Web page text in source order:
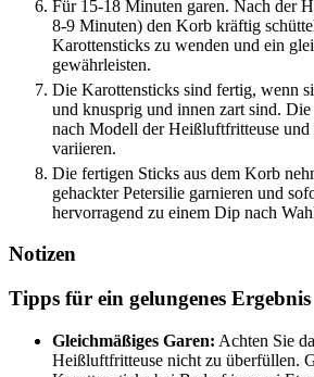
Für 15-18 Minuten garen. Nach der
8-9 Minuten) den Korb kräftig
Karottensticks zu wenden und ein
gewährleisten.
Die Karottensticks sind fertig, wenn
und knusprig und innen zart sind.
nach Modell der Heißluftfritteuse
variieren.
Die fertigen Sticks aus dem Korb
gehackter Petersilie garnieren und
hervorragend zu einem Dip nach
Notizen
Tipps für ein gelungenes Ergebnis
Gleichmäßiges Garen: Achten Sie
Heißluftfritteuse nicht zu überfüllen.